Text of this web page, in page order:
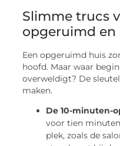
Slimme trucs
opgeruimd en
Een opgeruimd huis
hoofd. Maar waar
overweldigt? De
maken.
De 10-minuten-
voor tien
plek, zoals de